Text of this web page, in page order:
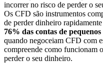
incorrer no risco de perder o
Os CFD são instrumentos
de perder dinheiro
76% das contas de
quando negoceiam CFD com
compreende como funcionam
perder o seu dinheiro.